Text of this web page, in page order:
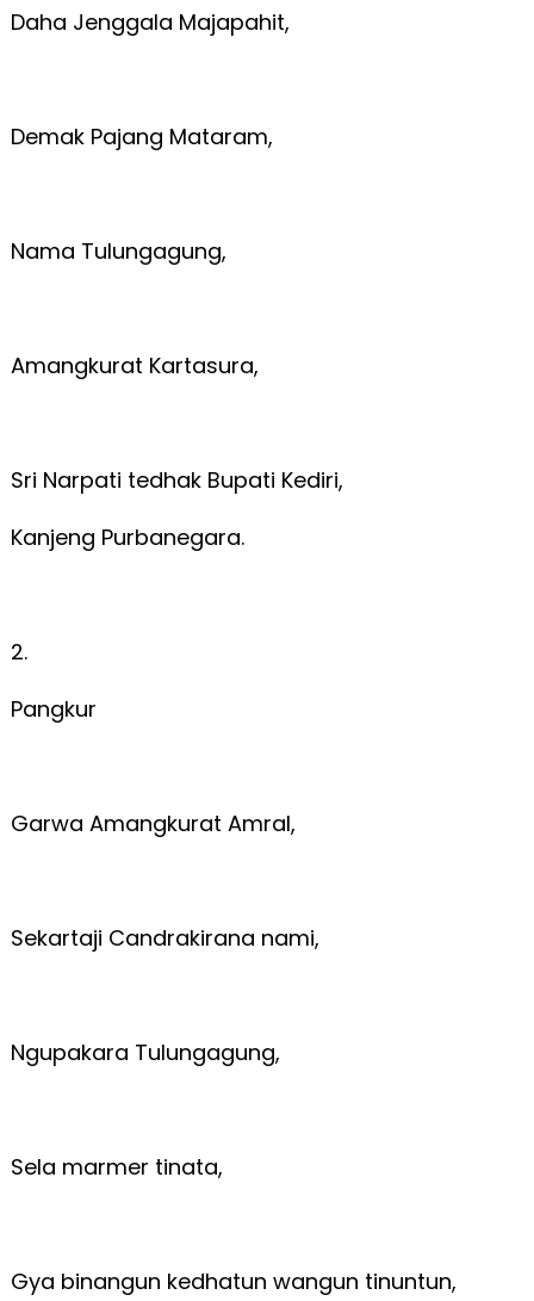
Daha Jenggala Majapahit,
Demak Pajang Mataram,
Nama Tulungagung,
Amangkurat Kartasura,
Sri Narpati tedhak Bupati Kediri,
Kanjeng Purbanegara.
2.
Pangkur
Garwa Amangkurat Amral,
Sekartaji Candrakirana nami,
Ngupakara Tulungagung,
Sela marmer tinata,
Gya binangun kedhatun wangun tinuntun,